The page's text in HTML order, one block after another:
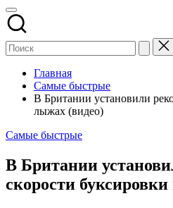
Главная
Самые быстрые
В Британии установили
лыжах (видео)
Опубликовано
Самые быстрые
В Британии
скорости